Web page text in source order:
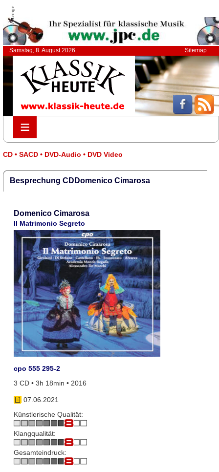
Anzeige
Samstag, 8. August 2026 Sitemap
≡
≡
CD • SACD • DVD-Audio • DVD Video
Besprechung CDDomenico Cimarosa
Domenico Cimarosa
Il Matrimonio Segreto
cpo 555 295-2
3 CD • 3h 18min • 2016
07.06.2021
Künstlerische Qualität:
Klangqualität:
Gesamteindruck: